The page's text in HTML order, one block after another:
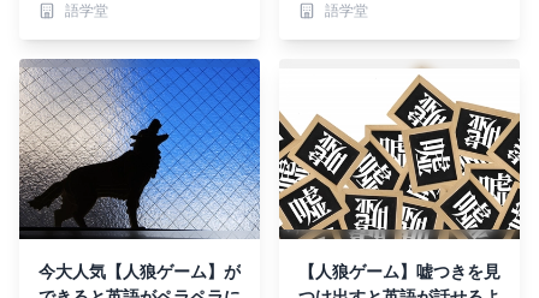
語学堂
語学堂
今大人気【人狼ゲーム】が
【人狼ゲーム】嘘つきを見